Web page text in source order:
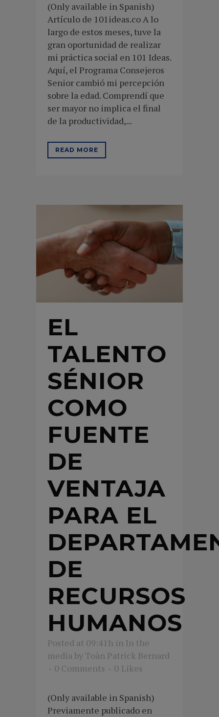
(Only available in Spanish)
Artículo de 101ideas.co A lo
largo de estos meses, tuve la
gran oportunidad de realizar
mi práctica social en 101 Ideas.
Aquí, el Programa Consejeros
Senior cambió mi percepción
sobre la edad. Comprendí que
ser mayor no implica el final
de la productividad,...
READ MORE
EL
TALENTO
SÉNIOR
COMO
FUENTE
DE
VENTAJA
PARA EL
DE
RECURSOS
HUMANOS
Posted at 09:41h in In the
media by Toàn Patrick Bernard
0 Comments
0 Likes
(Only available in Spanish)
Previamente publicado en